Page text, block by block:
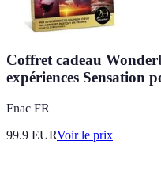
Coffret cadeau
expériences Sensation
Fnac FR
99.9 EURVoir le prix